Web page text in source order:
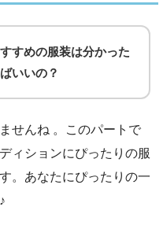
すめの服装は分かった
いいの？
せんね 。このパートで
ィションにぴったりの服
。あなたにぴったりの一